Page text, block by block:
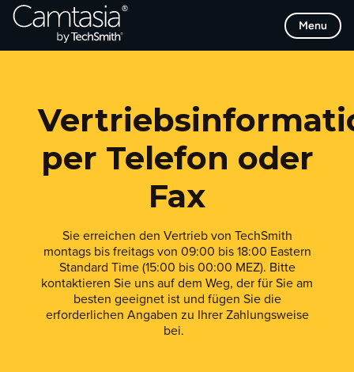
Direkt
zum
Menu
per Telefon oder
Fax
Sie erreichen den Vertrieb von TechSmith
montags bis freitags von 09:00 bis 18:00 Eastern
Standard Time (15:00 bis 00:00 MEZ). Bitte
kontaktieren Sie uns auf dem Weg, der für Sie am
besten geeignet ist und fügen Sie die
erforderlichen Angaben zu Ihrer Zahlungsweise
bei.